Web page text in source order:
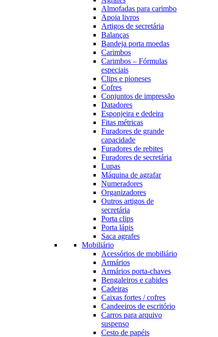
Almofadas para carimbo
Apoia livros
Artigos de secretária
Balanças
Bandeja porta moedas
Carimbos
Carimbos – Fórmulas
especiais
Clips e pioneses
Cofres
Conjuntos de impressão
Datadores
Esponjeira e dedeira
Fitas métricas
Furadores de grande
capacidade
Furadores de rebites
Furadores de secretária
Lupas
Máquina de agrafar
Numeradores
Organizadores
Outros artigos de
secretária
Porta clips
Porta lápis
Saca agrafes
Mobiliário
Acessórios de mobiliário
Armários
Armários porta-chaves
Bengaleiros e cabides
Cadeiras
Caixas fortes / cofres
Candeeiros de escritório
Carros para arquivo
suspenso
Cesto de papéis